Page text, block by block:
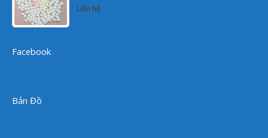
0
out
Liên hệ
Facebook
Bản Đồ